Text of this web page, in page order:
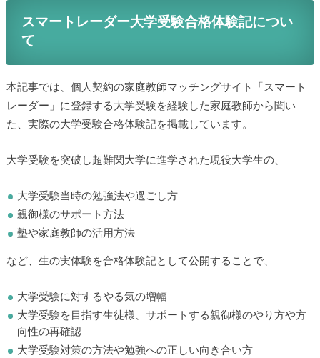
スマートレーダー大学受験合格体験記につい
て
本記事では、個人契約の家庭教師マッチングサイト「スマート
レーダー」に登録する大学受験を経験した家庭教師から聞い
た、実際の大学受験合格体験記を掲載しています。
大学受験を突破し超難関大学に進学された現役大学生の、
大学受験当時の勉強法や過ごし方
親御様のサポート方法
塾や家庭教師の活用方法
など、生の実体験を合格体験記として公開することで、
大学受験に対するやる気の増幅
大学受験を目指す生徒様、サポートする親御様のやり方や方
向性の再確認
大学受験対策の方法や勉強への正しい向き合い方